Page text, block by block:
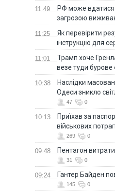
11:49
РФ може вдатися
загрозою
11:25
Як перевірити
інструкцію для
11:01
Трамп хоче
везе туди
10:38
Наслідки
Одеси зникло
47 0
10:13
Приїхав за
військових
269 0
09:48 Пентагон
31 0
09:24 Гантер Байден
145 0